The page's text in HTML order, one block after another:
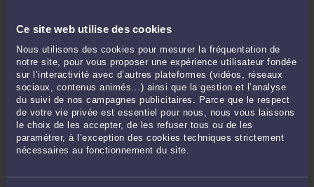
Ce site web utilise des cookies
Nous utilisons des cookies pour mesurer la fréquentation de
notre site, pour vous proposer une expérience utilisateur fondée
sur l’interactivité avec d’autres plateformes (vidéos, réseaux
sociaux, contenus animés…) ainsi que la gestion et l’analyse
du suivi de nos campagnes publicitaires. Parce que le respect
de votre vie privée est essentiel pour nous, nous vous laissons
le choix de les accepter, de les refuser tous ou de les
paramétrer, à l’exception des cookies techniques strictement
nécessaires au fonctionnement du site.
Voir toutes ses publications
Derniers commentaires
PATOCHE63 :« Excellente analyse et je vous en remercie. »
Le 15 juin 2026 à 08:49surTravail dissimulé Un « revirement ...